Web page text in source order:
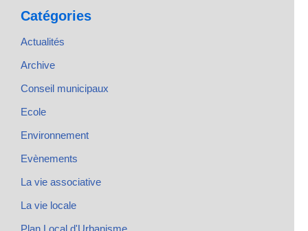
Catégories
Actualités
Archive
Conseil municipaux
Ecole
Environnement
Evènements
La vie associative
La vie locale
Plan Local d'Urbanisme